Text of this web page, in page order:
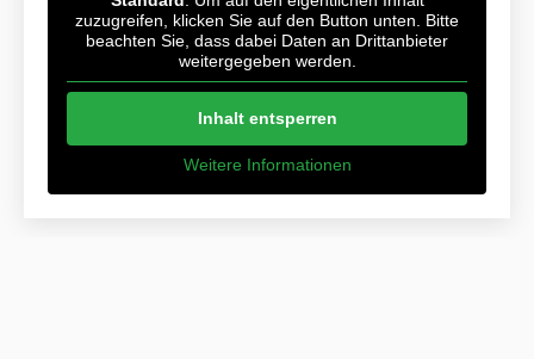
zuzugreifen, klicken Sie auf den Button unten. Bitte
beachten Sie, dass dabei Daten an Drittanbieter
weitergegeben werden.
Inhalt entsperren
Weitere Informationen